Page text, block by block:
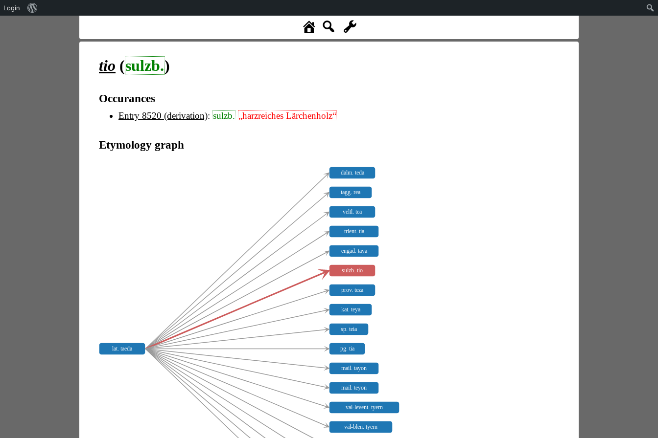
tio (sulzb.)
Occurances
Entry 8520 (derivation): sulzb. „harzreiches Lärchenholz“
Etymology graph
lat. taeda
dalm. teda
tagg. rea
veltl. tea
trient. tia
engad. taya
sulzb. tio
prov. teza
kat. teya
sp. teia
pg. tia
mail. tayon
mail. teyon
val-levent. tyern
val-blen. tyern
Login